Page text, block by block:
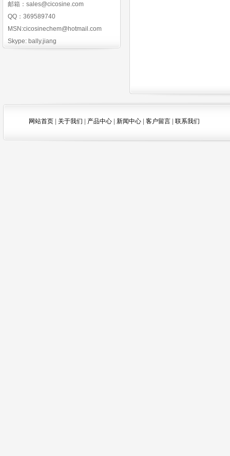
邮箱：sales@cicosine.com
QQ：369589740
MSN:cicosinechem@hotmail.com
Skype: bally.jiang
网站首页 关于我们 产品中心 新闻中心 客户留言 联系我们